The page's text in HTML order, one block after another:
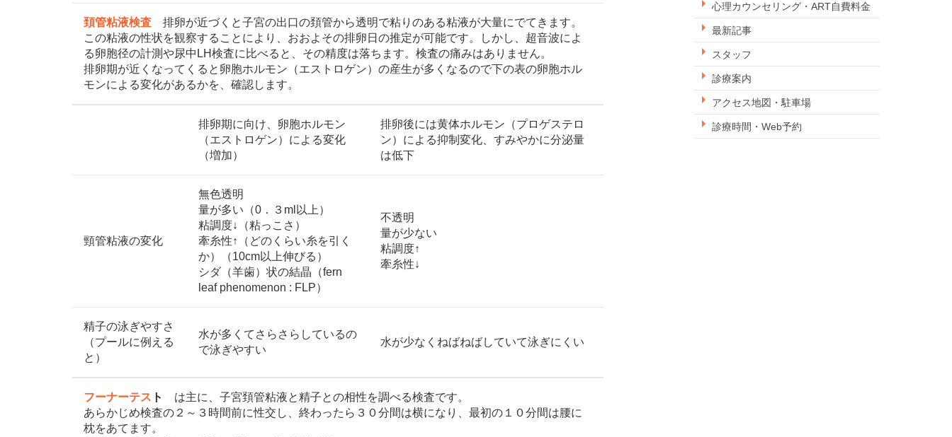
頚管粘液検査 排卵が近づくと子宮の出口の頚管から透明で粘りのある粘液が大量にでてきます。
この粘液の性状を観察することにより、おおよその排卵日の推定が可能です。しかし、超音波によ
る卵胞径の計測や尿中LH検査に比べると、その精度は落ちます。検査の痛みはありません。
排卵期が近くなってくると卵胞ホルモン（エストロゲン）の産生が多くなるので下の表の卵胞ホル
モンによる変化があるかを、確認します。
排卵期に向け、卵胞ホルモン
（エストロゲン）による変化
（増加）
排卵後には黄体ホルモン（プロゲステロ
ン）による抑制変化、すみやかに分泌量
は低下
頸管粘液の変化
無色透明
量が多い（0．３ml以上）
粘調度↓（粘っこさ）
牽糸性↑（どのくらい糸を引く
か）（10cm以上伸びる）
シダ（羊歯）状の結晶（fern
leaf phenomenon : FLP）
不透明
量が少ない
粘調度↑
牽糸性↓
精子の泳ぎやすさ
（プールに例える
と）
水が多くてさらさらしているの
で泳ぎやすい
水が少なくねばねばしていて泳ぎにくい
フーナーテス ト は主に、子宮頚管粘液と精子との相性を調べる検査です。
あらかじめ検査の２～３時間前に性交し、終わったら３０分間は横になり、最初の１０分間は腰に
枕をあてます。
心理カウンセリング・ART自費料金
最新記事
スタッフ
診療案内
アクセス地図・駐車場
診療時間・Web予約